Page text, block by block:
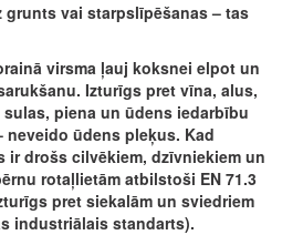
grunts vai starpslīpēšanas – tas
virsma ļauj koksnei elpot un
Izturīgs pret vīna, alus,
piena un ūdens iedarbību
neveido ūdens pleķus. Kad
ir drošs cilvēkiem, dzīvniekiem un
rotaļlietām atbilstoši EN 71.3
pret siekalām un sviedriem
industriālais standarts).